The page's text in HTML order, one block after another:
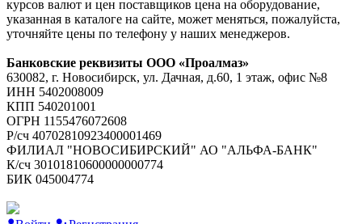
курсов валют и цен поставщиков цена на оборудование,
указанная в каталоге на сайте, может меняться, пожалуйста,
уточняйте цены по телефону у наших менеджеров.
Банковские реквизиты ООО «Проалмаз»
630082, г. Новосибирск, ул. Дачная, д.60, 1 этаж, офис №8
ИНН 5402008009
КПП 540201001
ОГРН 1155476072608
Р/сч 40702810923400001469
ФИЛИАЛ "НОВОСИБИРСКИЙ" АО "АЛЬФА-БАНК"
К/сч 30101810600000000774
БИК 045004774